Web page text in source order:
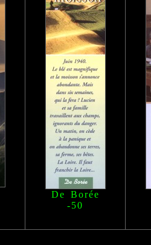
De Borée
-50